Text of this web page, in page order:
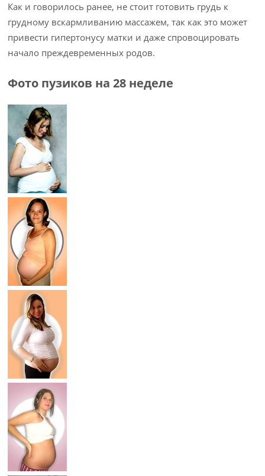
Как и говорилось ранее, не стоит готовить грудь к
грудному вскармливанию массажем, так как это может
привести гипертонусу матки и даже спровоцировать
начало преждевременных родов.
Фото пузиков на 28 неделе